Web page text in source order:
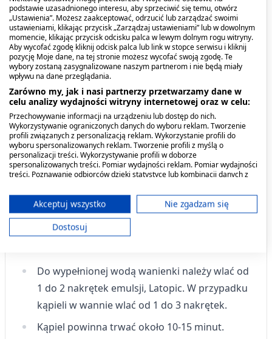
świąd oraz regeneruje. Emulsja do kąpieli Latopic
zawiera w swoim składzie metabolityLactobacillus
sp., które w naturalny sposób działają
przeciwdrobnoustrojowo, pomagają zapobiegać
rozwojowiStaphylococcus aureus, który może
zaostrzać objawy skórne u osób ze skórą
atopową.
Kiedy stosować produkt?
Emulsja do kąpieli Latopic przeznaczona jest do
codziennej pielęgnacji skóry atopowej, suchej
Dawkowanie
Do wypełnionej wodą wanienki należy wlać od
1 do 2 nakrętek emulsji, Latopic. W przypadku
kąpieli w wannie wlać od 1 do 3 nakrętek.
Kąpiel powinna trwać około 10-15 minut.
podstawie uzasadnionego interesu, aby sprzeciwić się temu, otwórz
„Ustawienia”. Możesz zaakceptować, odrzucić lub zarządzać swoimi
ustawieniami, klikając przycisk „Zarządzaj ustawieniami” lub w dowolnym
momencie, klikając przycisk odcisku palca w lewym dolnym rogu witryny.
Aby wycofać zgodę kliknij odcisk palca lub link w stopce serwisu i kliknij
pozycję Moje dane, na tej stronie możesz wycofać swoją zgodę. Te
wybory zostaną zasygnalizowane naszym partnerom i nie będą miały
wpływu na dane przeglądania.
Zarówno my, jak i nasi partnerzy przetwarzamy dane w
celu analizy wydajności witryny internetowej oraz w celu:
Przechowywanie informacji na urządzeniu lub dostęp do nich.
Wykorzystywanie ograniczonych danych do wyboru reklam. Tworzenie
profili związanych z personalizacją reklam. Wykorzystanie profili do
wyboru spersonalizowanych reklam. Tworzenie profili z myślą o
personalizacji treści. Wykorzystywanie profili w doborze
spersonalizowanych treści. Pomiar wydajności reklam. Pomiar wydajności
treści. Poznawanie odbiorców dzięki statystyce lub kombinacji danych z
ograniczonych danych do wyboru treści.
Dane mogą być udostępniane poza Unię Europejską i wysyłane do USA.
Twoja zgoda i polityka cookie dotyczą wyłącznie tej witryny/aplikacji.
Wyświetl listę partnerów (11 dostawców IAB)
Przechowywanie informacji na urządzeniu
lub dostęp do nich
wyboru reklam
Akceptuj wszystko
Nie zgadzam się
Dostosuj